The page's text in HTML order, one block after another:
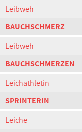
Leibweh
BAUCHSCHMERZ
Leibweh
BAUCHSCHMERZEN
Leichathletin
SPRINTERIN
Leiche